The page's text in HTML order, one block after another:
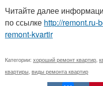
Читайте далее
по ссылке http://remont.ru-
remont-kvartir
Категории: хороший ремонт квартир
квартиры виды ремонта квартир